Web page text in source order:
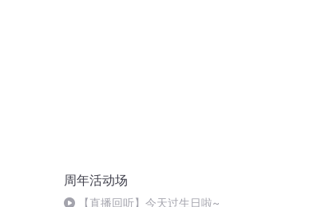
周年活动场
【直播回听】今天过生日啦~